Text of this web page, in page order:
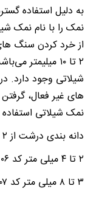
به دلیل استفاده
نمک را با نام نمک
از خرد کردن سنگ
۲ تا ۱۰
شیلاتی وجود دارد.
های غیر فعال،
نمک شیلاتی
دانه بندی درشت از ۲ تا ۱۰ میلی متر
۲ تا ۴ میلی متر کد ۰۶
۳ تا ۸ میلی متر کد ۰۷